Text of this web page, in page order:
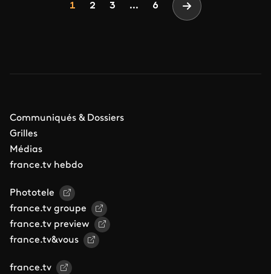
Page
1 Page
2 Page
3 ... 6 Page suivante
Communiqués & Dossiers
Grilles
Médias
france.tv hebdo
Phototele
france.tv groupe
france.tv preview
france.tv&vous
france.tv